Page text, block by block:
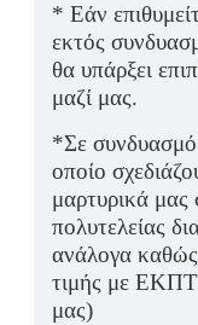
* Εάν
εκτός
θα υπάρξει
μαζί μας.
*Σε
οποίο
μαρτυρικά μας
πολυτελείας
ανάλογα καθώς
τιμής με
μας)